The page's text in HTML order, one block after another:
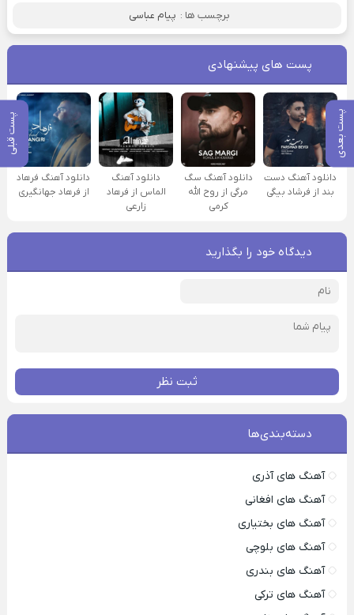
پست بعدی پست قبلی
برچسب ها : پیام عباسی
پست های پیشنهادی
دانلود آهنگ دست
بند از فرشاد بیگی
دانلود آهنگ سگ
مرگی از روح الله
کرمی
دانلود آهنگ
الماس از فرهاد
زارعی
دانلود آهنگ فرهاد
از فرهاد جهانگیری
دیدگاه خود را بگذارید
ثبت نظر
دسته‌بندی‌ها
آهنگ های آذری
آهنگ های افغانی
آهنگ های بختیاری
آهنگ های بلوچی
آهنگ های بندری
آهنگ های ترکی